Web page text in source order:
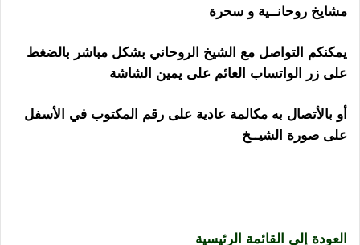
مشايخ روحانــية و سحرة
يمكنكم التواصل مع الشيخ الروحاني بشكل مباشر بالضغط
على زر الواتساب العائم على يمين الشاشة
أو بالأتصال به مكالمة عادية على رقم المكتوب في الأسفل
على صورة الشيــخ
العودة إلى القائمة الرئيسية